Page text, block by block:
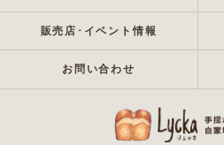
販売店･イベント情報
お問い合わせ